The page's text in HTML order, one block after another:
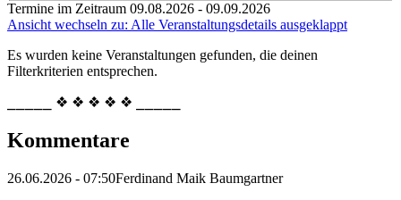
Termine im Zeitraum 09.08.2026 - 09.09.2026
Ansicht wechseln zu: Alle Veranstaltungsdetails ausgeklappt
Es wurden keine Veranstaltungen gefunden, die deinen
Filterkriterien entsprechen.
⎯⎯⎯⎯⎯ ❖ ❖ ❖ ❖ ❖ ⎯⎯⎯⎯⎯
Kommentare
26.06.2026 - 07:50Ferdinand Maik Baumgartner